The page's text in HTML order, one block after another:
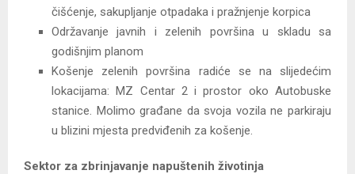
čišćenje, sakupljanje otpadaka i pražnjenje korpica
Održavanje javnih i zelenih površina u skladu sa
godišnjim planom
Košenje zelenih površina radiće se na slijedećim
lokacijama: MZ Centar 2 i prostor oko Autobuske
stanice. Molimo građane da svoja vozila ne parkiraju
u blizini mjesta predviđenih za košenje.
Sektor za zbrinjavanje napuštenih životinja